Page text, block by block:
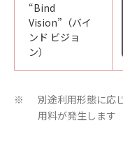
“Bind
Vision”（バイ
ンド ビジョ
ン）
※
別途利用形態に応
用料が発生します